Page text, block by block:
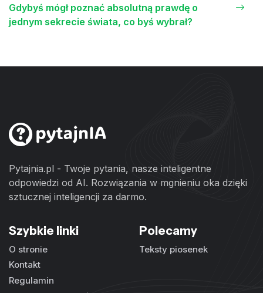
Gdybyś mógł poznać absolutną prawdę o
jednym sekrecie świata, co byś wybrał?
Pytajnia.pl - Twoje pytania, nasze inteligentne
odpowiedzi od AI. Rozwiązania w mgnieniu oka dzięki
sztucznej inteligencji za darmo.
Szybkie linki
O stronie
Kontakt
Regulamin
Polecamy
Teksty piosenek